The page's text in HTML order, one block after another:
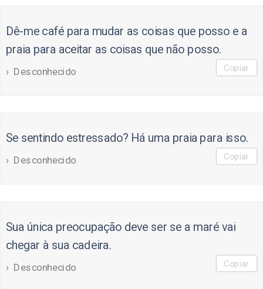
Dê-me café para mudar as coisas que posso e a
praia para aceitar as coisas que não posso.
Desconhecido Copiar
Se sentindo estressado? Há uma praia para isso.
Desconhecido Copiar
Sua única preocupação deve ser se a maré vai
chegar à sua cadeira.
Desconhecido Copiar